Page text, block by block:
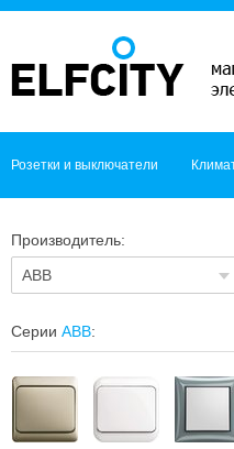
Розетки и выключатели
Производитель:
ABB
Серии ABB: